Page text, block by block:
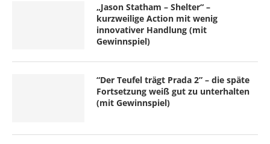
„Jason Statham – Shelter“ –
kurzweilige Action mit wenig
innovativer Handlung (mit
Gewinnspiel)
“Der Teufel trägt Prada 2” – die späte
Fortsetzung weiß gut zu unterhalten
(mit Gewinnspiel)